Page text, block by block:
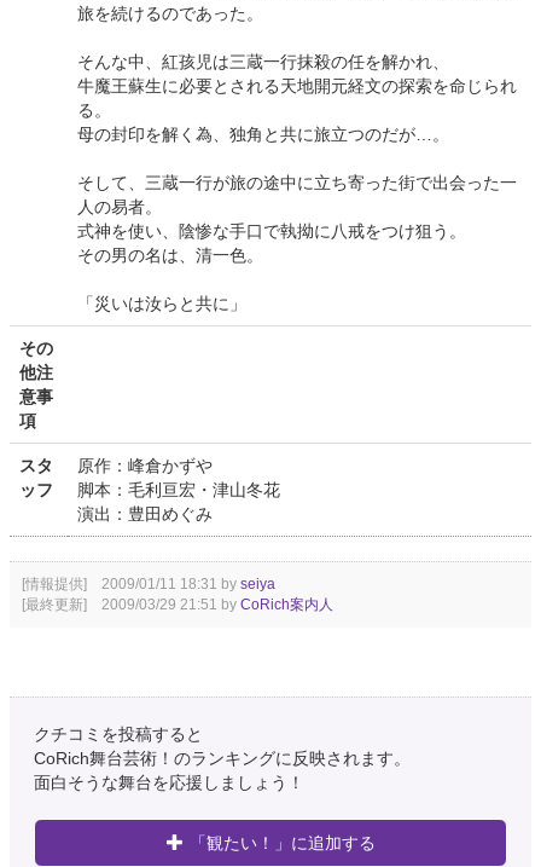
旅を続けるのであった。
そんな中、紅孩児は三蔵一行抹殺の任を解かれ、
牛魔王蘇生に必要とされる天地開元経文の探索を命じられ
る。
母の封印を解く為、独角と共に旅立つのだが…。
そして、三蔵一行が旅の途中に立ち寄った街で出会った一
人の易者。
式神を使い、陰惨な手口で執拗に八戒をつけ狙う。
その男の名は、清一色。
「災いは汝らと共に」
その
他注
意事
項
スタ
ッフ
原作：峰倉かずや
脚本：毛利亘宏・津山冬花
演出：豊田めぐみ
[情報提供] 2009/01/11 18:31 by seiya
[最終更新] 2009/03/29 21:51 by CoRich案内人
クチコミを投稿すると
CoRich舞台芸術！のランキングに反映されます。
面白そうな舞台を応援しましょう！
「観たい！」に追加する